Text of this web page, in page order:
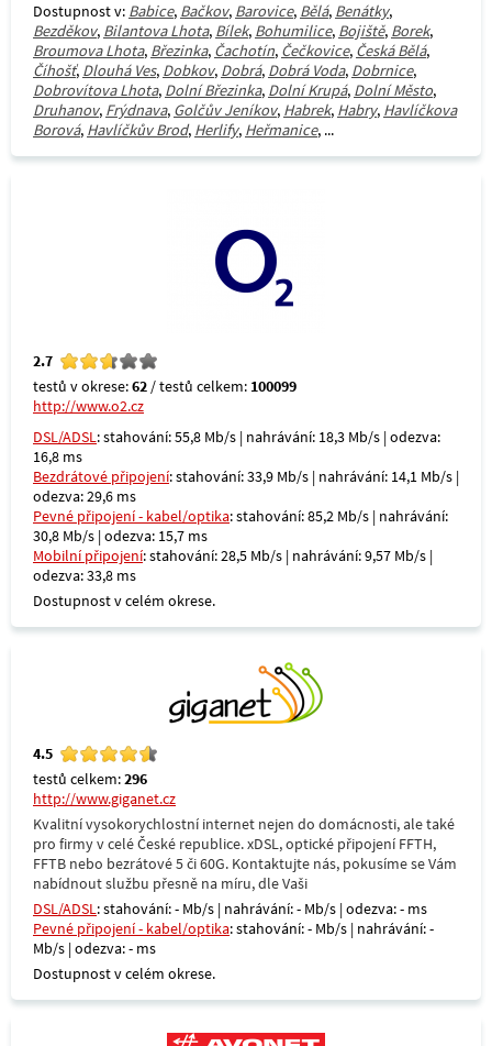
Dostupnost v: Babice, Bačkov, Barovice, Bělá, Benátky,
Bezděkov, Bilantova Lhota, Bílek, Bohumilice, Bojiště, Borek,
Broumova Lhota, Březinka, Čachotín, Čečkovice, Česká Bělá,
Číhošť, Dlouhá Ves, Dobkov, Dobrá, Dobrá Voda, Dobrnice,
Dobrovítova Lhota, Dolní Březinka, Dolní Krupá, Dolní Město,
Druhanov, Frýdnava, Golčův Jeníkov, Habrek, Habry, Havlíčkova
Borová, Havlíčkův Brod, Herlify, Heřmanice, ...
2.7
testů v okrese:62 / testů celkem: 100099
http://www.o2.cz
DSL/ADSL: stahování: 55,8 Mb/s | nahrávání: 18,3 Mb/s | odezva:
16,8 ms
Bezdrátové připojení: stahování: 33,9 Mb/s | nahrávání: 14,1 Mb/s |
odezva: 29,6 ms
Pevné připojení - kabel/optika: stahování: 85,2 Mb/s | nahrávání:
30,8 Mb/s | odezva: 15,7 ms
Mobilní připojení: stahování: 28,5 Mb/s | nahrávání: 9,57 Mb/s |
odezva: 33,8 ms
Dostupnost v celém okrese.
4.5
testů celkem:296
http://www.giganet.cz
Kvalitní vysokorychlostní internet nejen do domácnosti, ale také
pro firmy v celé České republice. xDSL, optické připojení FFTH,
FFTB nebo bezrátové 5 či 60G. Kontaktujte nás, pokusíme se Vám
nabídnout službu přesně na míru, dle Vaši
DSL/ADSL: stahování: - Mb/s | nahrávání: - Mb/s | odezva: - ms
Pevné připojení - kabel/optika: stahování: - Mb/s | nahrávání: -
Mb/s | odezva: - ms
Dostupnost v celém okrese.